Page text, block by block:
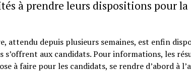
à prendre leurs dispositions pour la
attendu depuis plusieurs semaines, est enfin
aux candidats. Pour informations, les
à faire pour les candidats, se rendre d’abord à